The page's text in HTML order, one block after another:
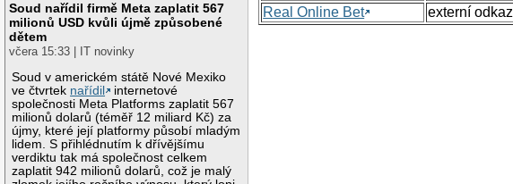
Soud nařídil firmě Meta zaplatit 567
milionů USD kvůli újmě způsobené
dětem
včera 15:33 | IT novinky
Soud v americkém státě Nové Mexiko
ve čtvrtek nařídil
internetové
společnosti Meta Platforms zaplatit 567
milionů dolarů (téměř 12 miliard Kč) za
újmy, které její platformy působí mladým
lidem. S přihlédnutím k dřívějšímu
verdiktu tak má společnost celkem
zaplatit 942 milionů dolarů, což je malý
Real Online Bet
externí odkaz